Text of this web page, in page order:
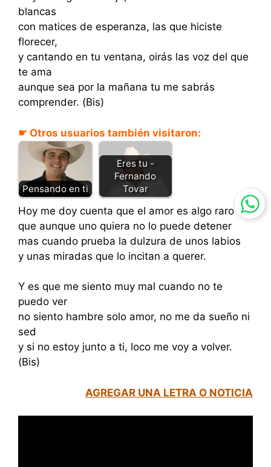
blancas
con matices de esperanza, las que hiciste
florecer,
y cantando en tu ventana, oirás las voz del que
te ama
aunque sea por la mañana tu me sabrás
comprender. (Bis)
☛ Otros usuarios también visitaron:
Pensando en ti
Eres tu -
Fernando
Tovar
Hoy me doy cuenta que el amor es algo raro
que aunque uno quiera no lo puede detener
mas cuando prueba la dulzura de unos labios
y unas miradas que lo incitan a querer.
Y es que me siento muy mal cuando no te
puedo ver
no siento hambre solo amor, no me da sueño ni
sed
y si no estoy junto a ti, loco me voy a volver.
(Bis)
AGREGAR UNA LETRA O NOTICIA